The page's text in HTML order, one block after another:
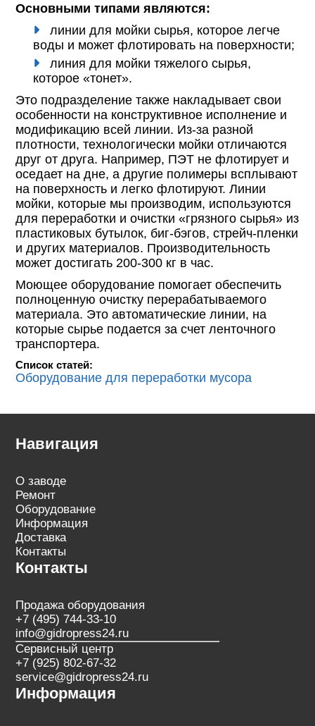
Основными типами являются:
линии для мойки сырья, которое легче
воды и может флотировать на поверхности;
линия для мойки тяжелого сырья,
которое «тонет».
Это подразделение также накладывает свои
особенности на конструктивное исполнение и
модификацию всей линии. Из-за разной
плотности, технологически мойки отличаются
друг от друга. Например, ПЭТ не флотирует и
оседает на дне, а другие полимеры всплывают
на поверхность и легко флотируют. Линии
мойки, которые мы производим, используются
для переработки и очистки «грязного сырья» из
пластиковых бутылок, биг-бэгов, стрейч-пленки
и других материалов. Производительность
может достигать 200-300 кг в час.
Моющее оборудование помогает обеспечить
полноценную очистку перерабатываемого
материала. Это автоматические линии, на
которые сырье подается за счет ленточного
транспортера.
Список статей:
Оборудование для переработки мусора
Навигация
О заводе
Ремонт
Оборудование
Информация
Доставка
Контакты
Контакты
Продажа оборудования
+7 (495) 744-33-10
info@gidropress24.ru
Сервисный центр
+7 (925) 802-67-32
service@gidropress24.ru
Информация